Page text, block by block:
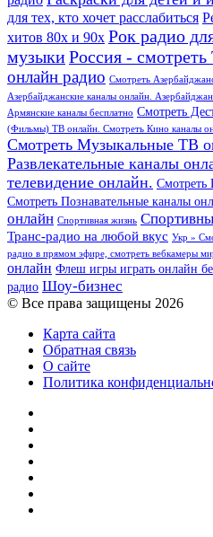
для тех, кто хочет расслабиться
хитов 80х и 90х Рок радио
музыкиРоссия -
онлайн радио Смотреть
Азербайджанские каналы онлайн.
Армянские каналы бесплатно Смотреть
(Фильмы) ТВ онлайн. Смотреть Кино каналы
Смотреть Музыкальные ТВ
Развлекательные каналы
телевидение онлайн. Смотреть
Смотреть Познавательные каналы
онлайн Спортивная жизнь
Транс-радио на любой вкус Укр »
радио в прямом эфире, смотреть вебкамеры
онлайн Флеш игры играть онлайн
радио Шоу-бизнес
© Все права защищены 2026
Карта сайта
Обратная связь
О сайте
Политика